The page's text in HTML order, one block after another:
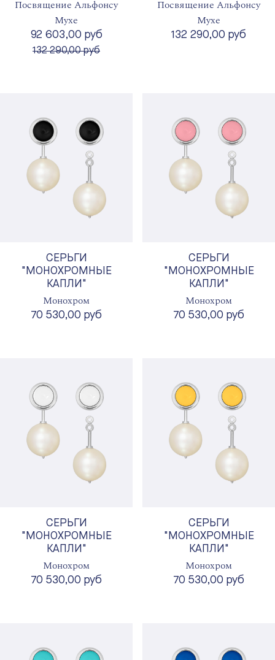
Посвящение Альфонсу
Мухе
92 603,00 руб
вместо
132 290,00 руб
Посвящение Альфонсу
Мухе
132 290,00 руб
СЕРЬГИ
"МОНОХРОМНЫЕ
КАПЛИ"
Монохром
70 530,00 руб
СЕРЬГИ
"МОНОХРОМНЫЕ
КАПЛИ"
Монохром
70 530,00 руб
СЕРЬГИ
"МОНОХРОМНЫЕ
КАПЛИ"
Монохром
70 530,00 руб
СЕРЬГИ
"МОНОХРОМНЫЕ
КАПЛИ"
Монохром
70 530,00 руб